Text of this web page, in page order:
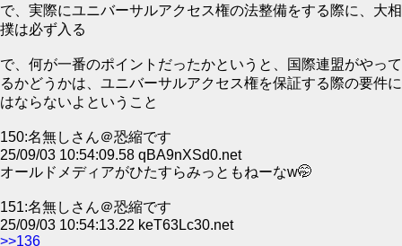
で、実際にユニバーサルアクセス権の法整備をする際に、大相
撲は必ず入る
で、何が一番のポイントだったかというと、国際連盟がやって
るかどうかは、ユニバーサルアクセス権を保証する際の要件に
はならないよということ
150:名無しさん＠恐縮です
25/09/03 10:54:09.58 qBA9nXSd0.net
オールドメディアがひたすらみっともねーなw🤭
151:名無しさん＠恐縮です
25/09/03 10:54:13.22 keT63Lc30.net
>>136